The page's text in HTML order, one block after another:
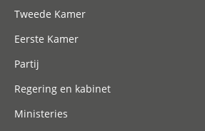
Tweede Kamer
Eerste Kamer
Partij
Regering en kabinet
Ministeries